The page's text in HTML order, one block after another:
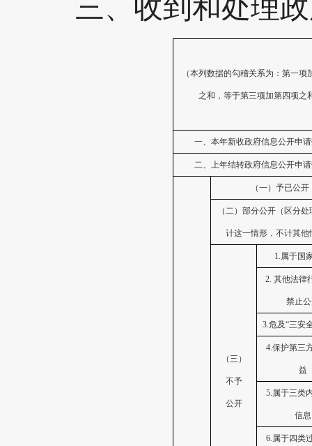
三、 收到和处理
（本列数据的勾稽关系为：第一项
之和，等于第三项加第四项之
一、本年新收政府信息公开申
二、上年结转政府信息公开申
（一）予已公开
（二）部分公开（区分
计这一情形，不计其他
（三）
不予
公开
1.属于国
2. 其他法律
禁止
3.危及“三安
4.保护第三
益
5.属于三类
信息
6.属于四类